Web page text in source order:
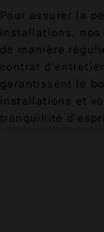
Pour assurer la
installations,
de manière
contrat
garantissent le
installations et
tranquillité